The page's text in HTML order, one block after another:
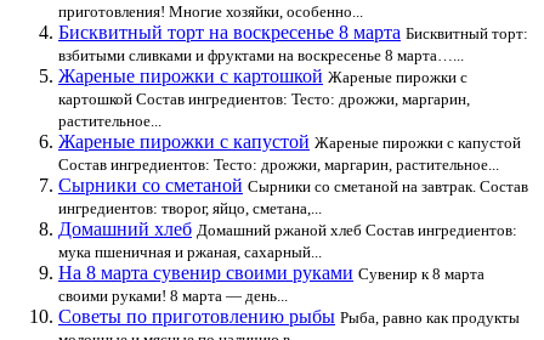
приготовления! Многие хозяйки, особенно...
Бисквитный торт на воскресенье 8 марта Бисквитный торт:
взбитыми сливками и фруктами на воскресенье 8 марта…...
Жареные пирожки с картошкой Жареные пирожки с
картошкой Состав ингредиентов: Тесто: дрожжи, маргарин,
растительное...
Жареные пирожки с капустой Жареные пирожки с капустой
Состав ингредиентов: Тесто: дрожжи, маргарин, растительное...
Сырники со сметаной Сырники со сметаной на завтрак. Состав
ингредиентов: творог, яйцо, сметана,...
Домашний хлеб Домашний ржаной хлеб Состав ингредиентов:
мука пшеничная и ржаная, сахарный...
На 8 марта сувенир своими руками Сувенир к 8 марта
своими руками! 8 марта — день...
Советы по приготовлению рыбы Рыба, равно как продукты